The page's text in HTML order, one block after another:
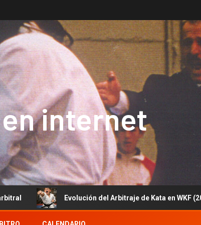
internet
Evolución del Arbitraje de Kata en WKF (2008–2024)